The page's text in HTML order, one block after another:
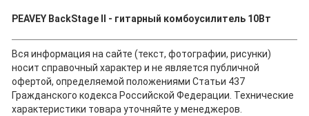
PEAVEY BackStage II - гитарный комбоусилитель 10Вт
Вся информация на сайте (текст, фотографии, рисунки)
носит справочный характер и не является публичной
офертой, определяемой положениями Статьи 437
Гражданского кодекса Российской Федерации. Технические
характеристики товара уточняйте у менеджеров.